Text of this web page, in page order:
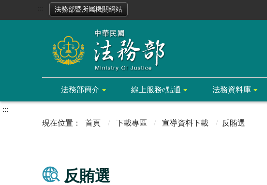
法務部暨所屬機關網站
法務部簡介 線上服務e點通 法務資料庫
:::
首頁
下載專區 宣導資料下載 反賄選
反賄選